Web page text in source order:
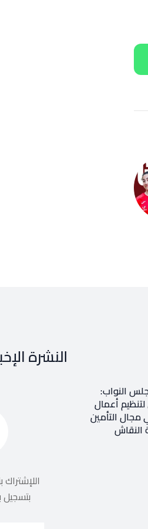
النواب:
لتنظيم أعمال
مجال التأمين
النقاش
النشرة
اللإشتراك
بتسجيل